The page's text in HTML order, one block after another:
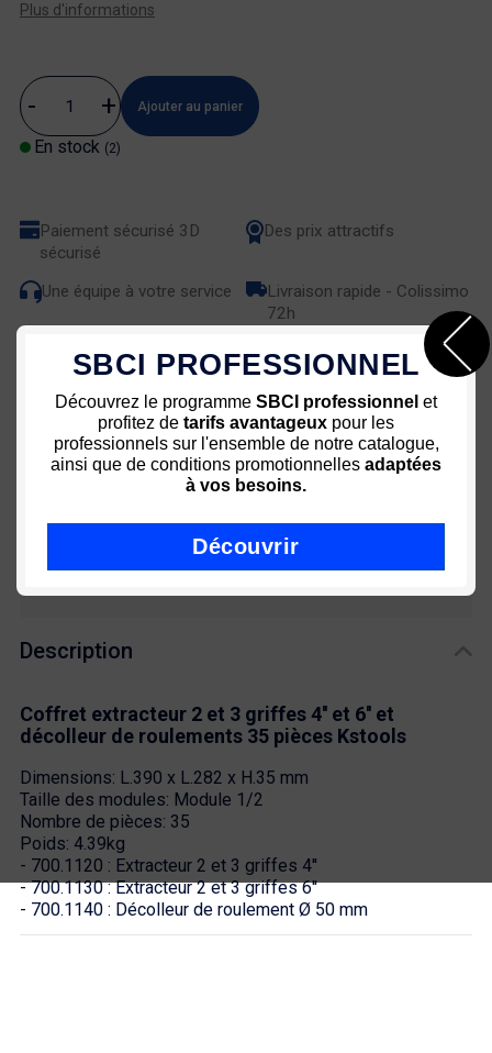
Description
Coffret extracteur 2 et 3 griffes 4'' et 6'' et
décolleur de roulements 35 pièces Kstools
Dimensions: L.390 x L.282 x H.35 mm
Taille des modules: Module 1/2
Nombre de pièces: 35
Poids: 4.39kg
- 700.1120 : Extracteur 2 et 3 griffes 4''
- 700.1130 : Extracteur 2 et 3 griffes 6''
- 700.1140 : Décolleur de roulement Ø 50 mm
Plus d'informations
Ajouter au panier
En stock (2)
Paiement sécurisé 3D
sécurisé
Des prix attractifs
Une équipe à votre service
Livraison rapide - Colissimo
72h
Conseil ? Aide ? Utiliser ?
03 80 35 53 64
SBCI PROFESSIONNEL
Découvrez le programme SBCI professionnel et
profitez de tarifs avantageux pour les
professionnels sur l'ensemble de notre catalogue,
ainsi que de conditions promotionnelles adaptées
à vos besoins.
Découvrir